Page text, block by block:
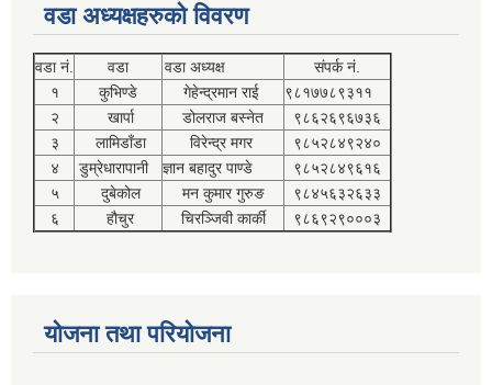
वडा अध्यक्षहरुको विवरण
वडा नं. वडा वडा अध्यक्ष
संपर्क नं.
१
कुभिण्डे गेहेन्द्रमान राई
९८१७७८९३११
२
खार्पा डोलराज बस्नेत
९८६२६९६७३६
३
लामिडाँडा विरेन्द्र मगर
९८५२८४९२४०
४
डुम्रेधारापानी ज्ञान बहादुर पाण्डे
९८५२८४९६१६
५
दुबेकोल मन कुमार गुरुङ
९८४५६३२६३३
६
हौचुर चिरञ्जिवी कार्की ९८६९२९०००३
योजना तथा परियोजना